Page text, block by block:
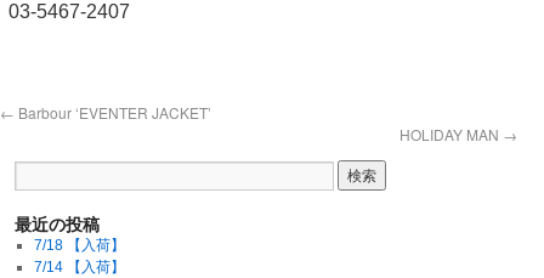
03-5467-2407
← Barbour ‘EVENTER JACKET’
HOLIDAY MAN →
最近の投稿
7/18 【入荷】
7/14 【入荷】